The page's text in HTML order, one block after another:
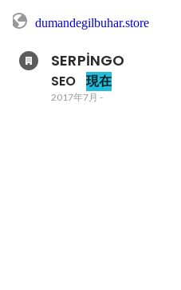
dumandegilbuhar.store
SERPİNGO
SEO 現在
2017年7月 -